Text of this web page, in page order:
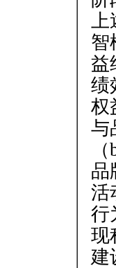
智
益
绩
权
与
品
活
行
现
建